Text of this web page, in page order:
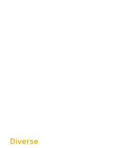
Diverse